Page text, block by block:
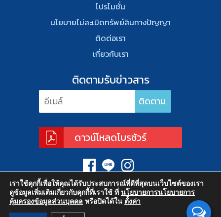
โปรโมชั่น
นโยบายไม่ละเมิดทรัพย์สินทางปัญญา
ติดต่อเรา
เกี่ยวกับเรา
ติดตามรับข่าวสาร
ดาวน์โหลดโบรชัวร์
เราใช้คุกกี้เพื่อให้คุณได้รับประสบการณ์ที่ดีที่สุดบนเว็บไซต์ของเรา
ดูข้อมูลเพิ่มเติมเกี่ยวกับคุกกี้ที่เราใช้ ที่ นโยบายการนโยบายการ
คุ้มครองข้อมูลส่วนบุคคล หรือปิดได้ใน ตั้งค่า